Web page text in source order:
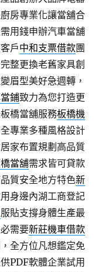
房專業化讓當舖合
用錢申辦汽車當舖
戶中和支票借款團
整更換老舊家具創
眉型美好急週轉，
鋪致力為您打造更
橋當舖服務板橋機
專業多種風格設計
家布置規劃高品質
當舖需求皆可貸款
質安全地方特色新
身邊內湖工商登記
服貼支撐身體生產最
需要新莊機車借款
全方位凡想鑑定免
PDF軟體企業試用